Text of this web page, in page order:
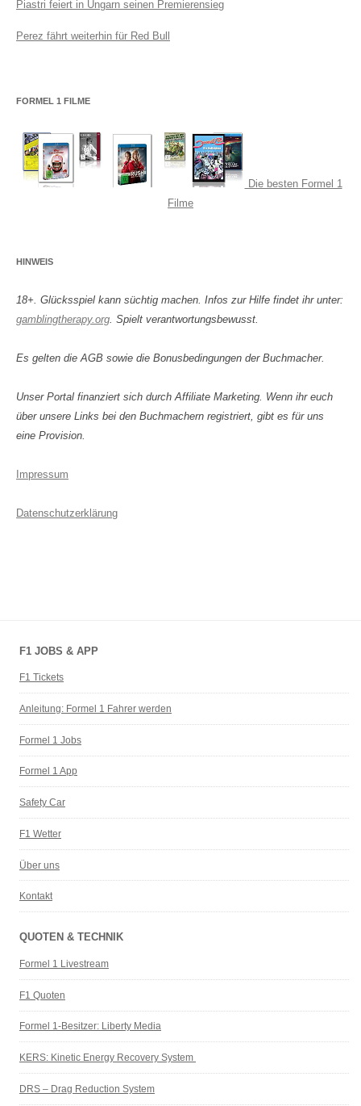
Piastri feiert in Ungarn seinen Premierensieg
Perez fährt weiterhin für Red Bull
FORMEL 1 FILME
Die besten Formel 1
Filme
HINWEIS
18+. Glücksspiel kann süchtig machen. Infos zur Hilfe findet ihr unter:
gamblingtherapy.org . Spielt verantwortungsbewusst.
Es gelten die AGB sowie die Bonusbedingungen der Buchmacher.
Unser Portal finanziert sich durch Affiliate Marketing. Wenn ihr euch
über unsere Links bei den Buchmachern registriert, gibt es für uns
eine Provision.
Impressum
Datenschutzerklärung
F1 JOBS & APP
F1 Tickets
Anleitung: Formel 1 Fahrer werden
Formel 1 Jobs
Formel 1 App
Safety Car
F1 Wetter
Über uns
Kontakt
QUOTEN & TECHNIK
Formel 1 Livestream
F1 Quoten
Formel 1-Besitzer: Liberty Media
KERS: Kinetic Energy Recovery System
DRS – Drag Reduction System